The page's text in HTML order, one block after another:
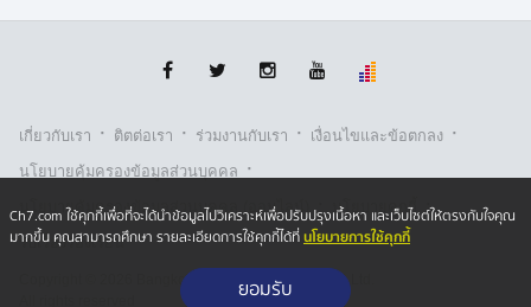
เกี่ยวกับเรา · ติตต่อเรา · ร่วมงานกับเรา · เงื่อนไขและข้อตกลง ·
นโยบายคุ้มครองข้อมูลส่วนบุคคล ·
นโยบายคุ้มครองข้อมูลส่วนบุคคล (ออนไลน์) · นโยบายคุกกี้ ·
รับเรื่องร้องเรียน
Copyright © 2026 Bangkok Broadcasting & T.V. Co.,Ltd.
Ch7.com ใช้คุกกี้เพื่อที่จะได้นำข้อมูลไปวิเคราะห์เพื่อปรับปรุงเนื้อหา และเว็บไซต์ให้ตรงกับใจคุณ
มากขึ้น คุณสามารถศึกษา รายละเอียดการใช้คุกกี้ได้ที่นโยบายการใช้คุกกี้
ยอมรับ